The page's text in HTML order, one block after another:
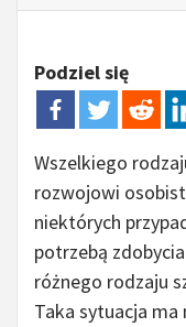
Podziel się
Wszelkiego
rozwojowi
niektórych
potrzebą
różnego rodzaju
Taka sytuacja